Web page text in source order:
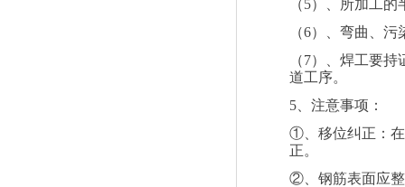
（5）、所加工的
（6）、弯曲、污
（7）、焊工要持
道工序。
5 、注意事项：
①、移位纠正：在
正。
②、钢筋表面应